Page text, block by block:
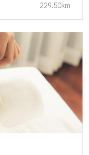
229.50km